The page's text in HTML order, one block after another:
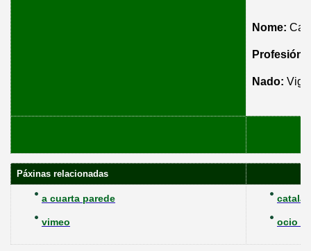
Nome:
Profesión:
Nado:
Páxinas relacionadas
a cuarta parede
vimeo ocio